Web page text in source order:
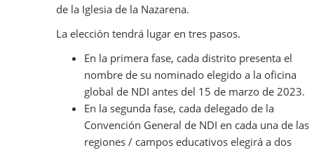
de la Iglesia de la Nazarena.
La elección tendrá lugar en tres pasos.
En la primera fase, cada distrito presenta el
nombre de su nominado elegido a la oficina
global de NDI antes del 15 de marzo de 2023.
En la segunda fase, cada delegado de la
Convención General de NDI en cada una de las
regiones / campos educativos elegirá a dos